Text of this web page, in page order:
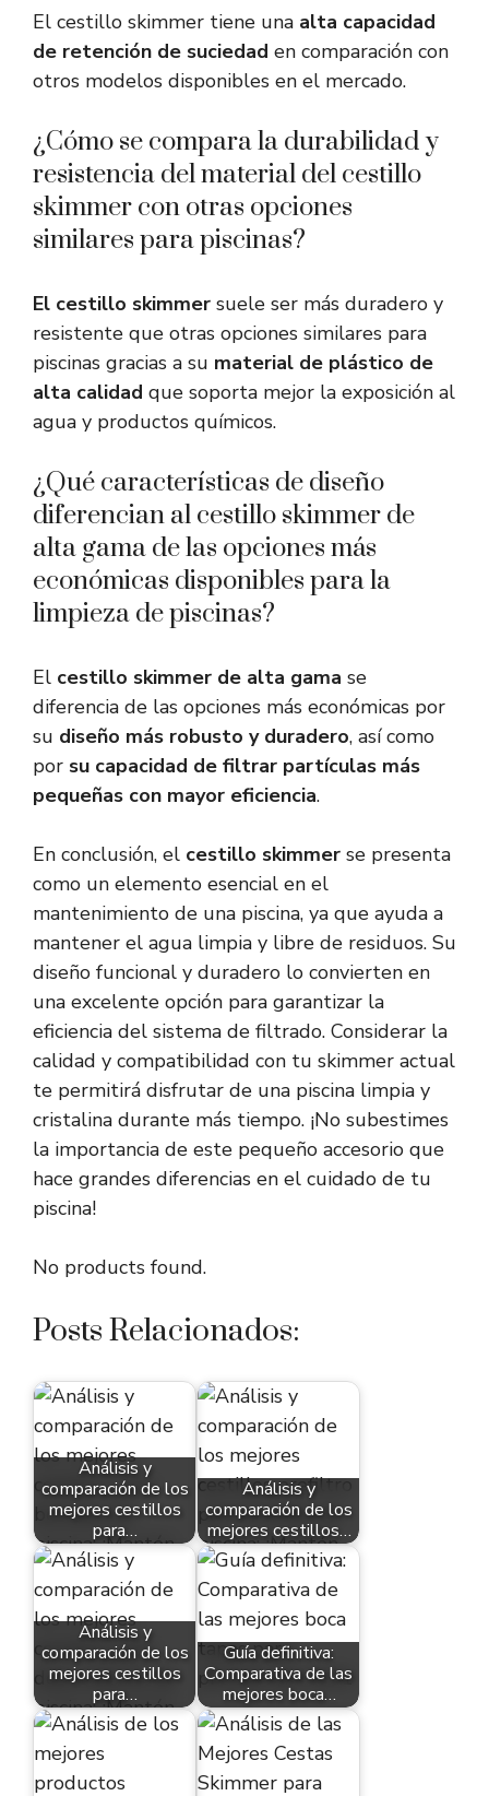
El cestillo skimmer tiene una alta capacidad
de retención de suciedad en comparación con
otros modelos disponibles en el mercado.
¿Cómo se compara la durabilidad y
resistencia del material del cestillo
skimmer con otras opciones
similares para piscinas?
El cestillo skimmer suele ser más duradero y
resistente que otras opciones similares para
piscinas gracias a su material de plástico de
alta calidad que soporta mejor la exposición al
agua y productos químicos.
¿Qué características de diseño
diferencian al cestillo skimmer de
alta gama de las opciones más
económicas disponibles para la
limpieza de piscinas?
El cestillo skimmer de alta gama se
diferencia de las opciones más económicas por
su diseño más robusto y duradero, así como
por su capacidad de filtrar partículas más
pequeñas con mayor eficiencia.
En conclusión, el cestillo skimmer se presenta
como un elemento esencial en el
mantenimiento de una piscina, ya que ayuda a
mantener el agua limpia y libre de residuos. Su
diseño funcional y duradero lo convierten en
una excelente opción para garantizar la
eficiencia del sistema de filtrado. Considerar la
calidad y compatibilidad con tu skimmer actual
te permitirá disfrutar de una piscina limpia y
cristalina durante más tiempo. ¡No subestimes
la importancia de este pequeño accesorio que
hace grandes diferencias en el cuidado de tu
piscina!
No products found.
Posts Relacionados:
Análisis y
comparación de los
mejores cestillos
para…
Análisis y
comparación de los
mejores cestillos…
Análisis y
comparación de los
mejores cestillos
para…
Guía definitiva:
Comparativa de las
mejores boca…